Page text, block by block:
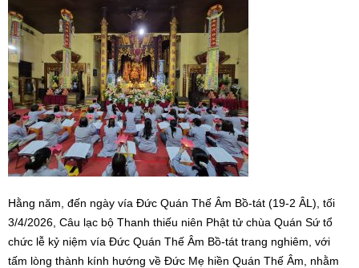
Hằng năm, đến ngày vía Đức Quán Thế Âm Bồ-tát (19-2 ÂL), tối
3/4/2026, Câu lạc bộ Thanh thiếu niên Phật tử chùa Quán Sứ tổ
chức lễ kỷ niệm vía Đức Quán Thế Âm Bồ-tát trang nghiêm, với
tấm lòng thành kính hướng về Đức Mẹ hiền Quán Thế Âm, nhằm